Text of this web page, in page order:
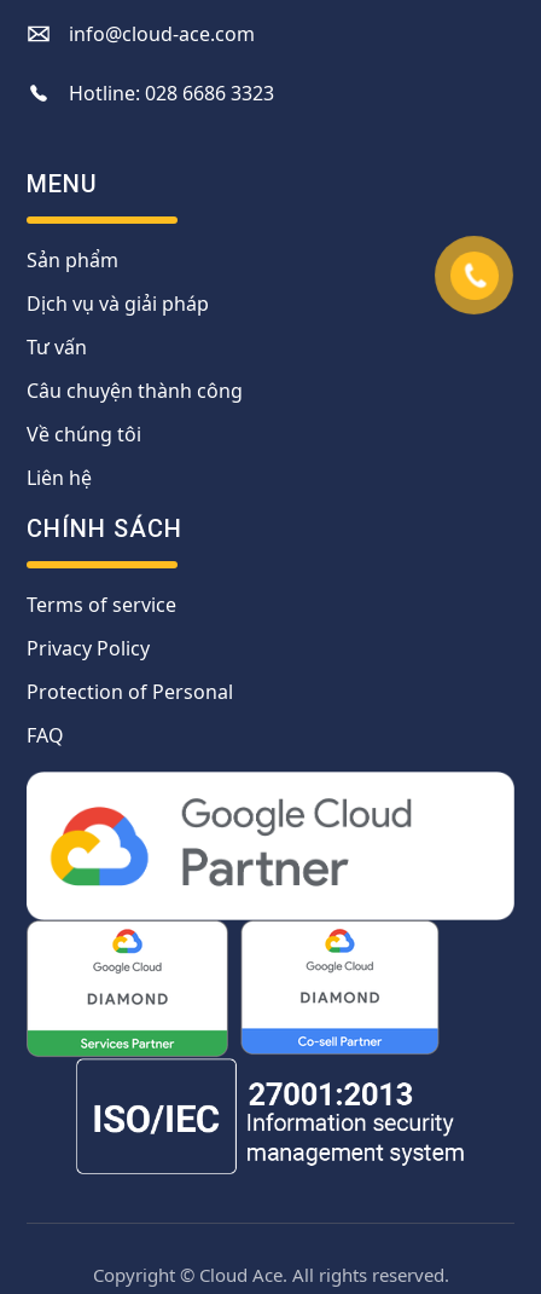
info@cloud-ace.com
Hotline:028 6686 3323
MENU
Sản phẩm
Dịch vụ và giải pháp
Tư vấn
Câu chuyện thành công
Về chúng tôi
Liên hệ
CHÍNH SÁCH
Terms of service
Privacy Policy
Protection of Personal
FAQ
Copyright © Cloud Ace. All rights reserved.